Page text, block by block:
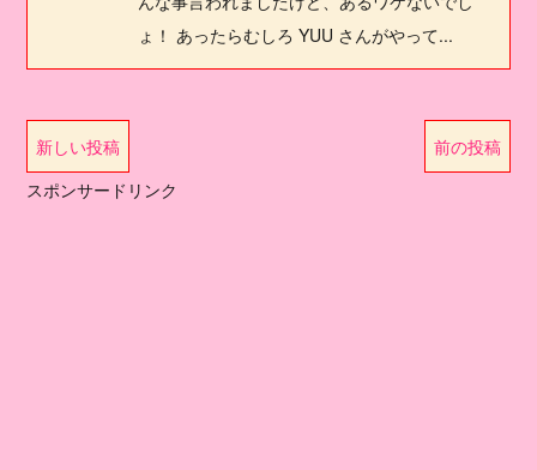
ょ！ あったらむしろ YUU さんがやって...
新しい投稿
前の投稿
スポンサードリンク